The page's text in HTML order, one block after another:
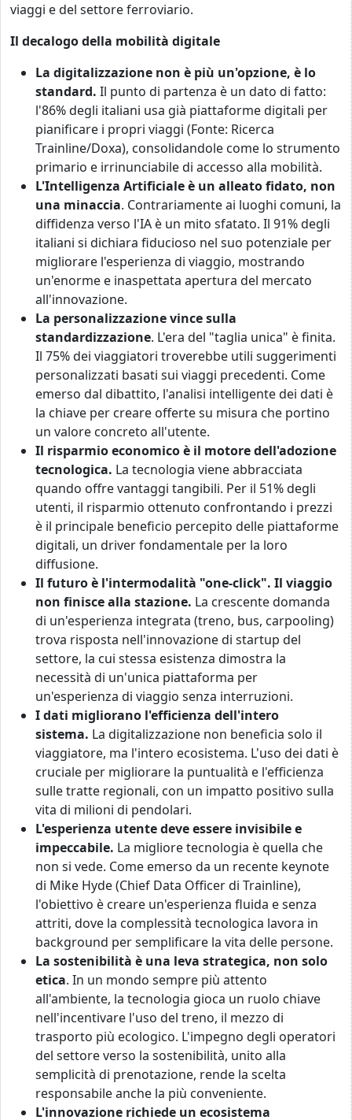
viaggi e del settore ferroviario.
Il decalogo della mobilità digitale
La digitalizzazione non è più un'opzione, è lo
standard. Il punto di partenza è un dato di fatto:
l'86% degli italiani usa già piattaforme digitali per
pianificare i propri viaggi (Fonte: Ricerca
Trainline/Doxa), consolidandole come lo strumento
primario e irrinunciabile di accesso alla mobilità.
L'Intelligenza Artificiale è un alleato fidato, non
una minaccia. Contrariamente ai luoghi comuni, la
diffidenza verso l'IA è un mito sfatato. Il 91% degli
italiani si dichiara fiducioso nel suo potenziale per
migliorare l'esperienza di viaggio, mostrando
un'enorme e inaspettata apertura del mercato
all'innovazione.
La personalizzazione vince sulla
standardizzazione. L'era del "taglia unica" è finita.
Il 75% dei viaggiatori troverebbe utili suggerimenti
personalizzati basati sui viaggi precedenti. Come
emerso dal dibattito, l'analisi intelligente dei dati è
la chiave per creare offerte su misura che portino
un valore concreto all'utente.
Il risparmio economico è il motore dell'adozione
tecnologica. La tecnologia viene abbracciata
quando offre vantaggi tangibili. Per il 51% degli
utenti, il risparmio ottenuto confrontando i prezzi
è il principale beneficio percepito delle piattaforme
digitali, un driver fondamentale per la loro
diffusione.
Il futuro è l'intermodalità "one-click". Il viaggio
non finisce alla stazione. La crescente domanda
di un'esperienza integrata (treno, bus, carpooling)
trova risposta nell'innovazione di startup del
settore, la cui stessa esistenza dimostra la
necessità di un'unica piattaforma per
un'esperienza di viaggio senza interruzioni.
I dati migliorano l'efficienza dell'intero
sistema. La digitalizzazione non beneficia solo il
viaggiatore, ma l'intero ecosistema. L'uso dei dati è
cruciale per migliorare la puntualità e l'efficienza
sulle tratte regionali, con un impatto positivo sulla
vita di milioni di pendolari.
L'esperienza utente deve essere invisibile e
impeccabile. La migliore tecnologia è quella che
non si vede. Come emerso da un recente keynote
di Mike Hyde (Chief Data Officer di Trainline),
l'obiettivo è creare un'esperienza fluida e senza
attriti, dove la complessità tecnologica lavora in
background per semplificare la vita delle persone.
La sostenibilità è una leva strategica, non solo
etica. In un mondo sempre più attento
all'ambiente, la tecnologia gioca un ruolo chiave
nell'incentivare l'uso del treno, il mezzo di
trasporto più ecologico. L'impegno degli operatori
del settore verso la sostenibilità, unito alla
semplicità di prenotazione, rende la scelta
responsabile anche la più conveniente.
L'innovazione richiede un ecosistema